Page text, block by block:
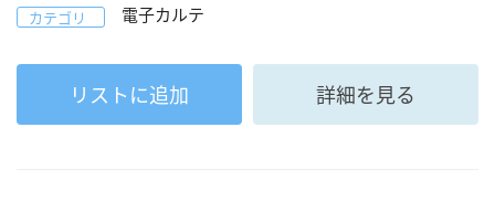
カテゴリ 電子カルテ
リストに追加 詳細を見る